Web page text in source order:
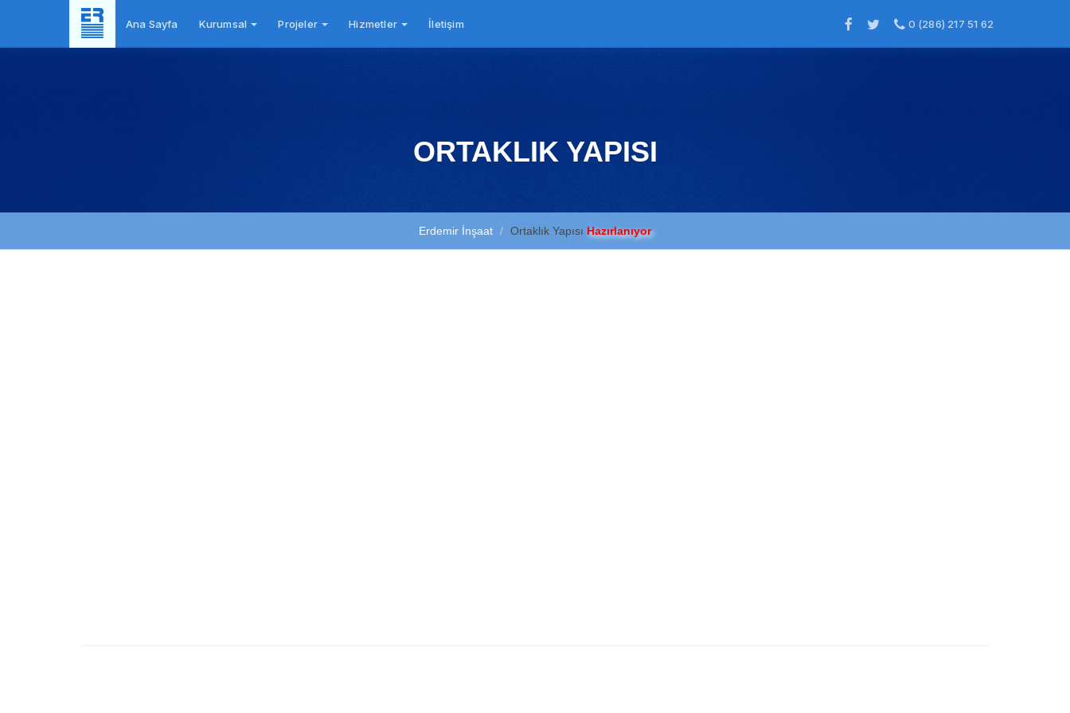
Ana Sayfa Kurumsal Projeler Hizmetler İletişim 0 (286) 217 51 62
ORTAKLIK YAPISI
Erdemir İnşaat Ortaklık Yapısı Hazırlanıyor